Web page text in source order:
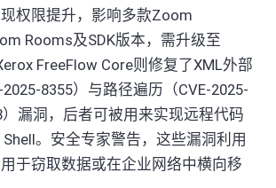
权限提升，影响多款Zoom
Rooms及SDK版本，需升级至
FreeFlow Core则修复了XML外部
8355）与路径遍历（CVE-2025-
）漏洞，后者可被用来实现远程代码
。安全专家警告，这些漏洞利用
于窃取数据或在企业网络中横向移